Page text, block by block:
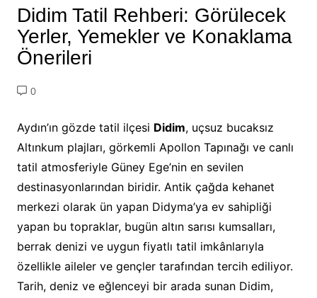
Didim Tatil Rehberi: Görülecek
Yerler, Yemekler ve Konaklama
Önerileri
0
Aydın’ın gözde tatil ilçesi Didim, uçsuz bucaksız
Altınkum plajları, görkemli Apollon Tapınağı ve canlı
tatil atmosferiyle Güney Ege’nin en sevilen
destinasyonlarından biridir. Antik çağda kehanet
merkezi olarak ün yapan Didyma’ya ev sahipliği
yapan bu topraklar, bugün altın sarısı kumsalları,
berrak denizi ve uygun fiyatlı tatil imkânlarıyla
özellikle aileler ve gençler tarafından tercih ediliyor.
Tarih, deniz ve eğlenceyi bir arada sunan Didim,